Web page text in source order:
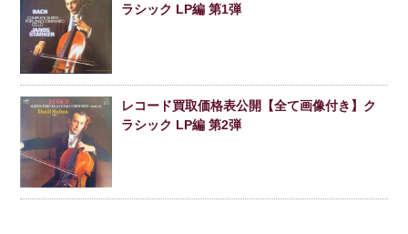
ラシック LP編 第1弾
レコード買取価格表公開【全て画像付き】ク
ラシック LP編 第2弾